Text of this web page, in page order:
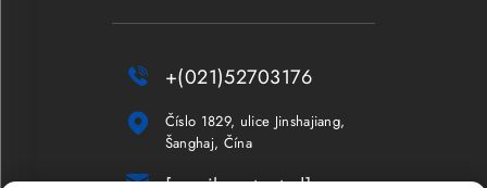
 +(021)52703176

Číslo 1829, ulice Jinshajiang,
Šanghaj, Čína
